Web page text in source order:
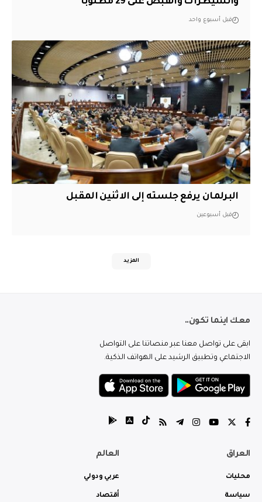
قبل أسبوع واحد
البرلمان يرفع جلسته إلى الاثنين المقبل
قبل أسبوعين
المزيد
معك اينما تكون..
ابقى على تواصل معنا عبر منصاتنا على التواصل
الاجتماعي وتطبيق الرشيد على الهواتف الذكية.
العراق
محليات
سياسة
العالم
عربي ودولي
أقتصاد